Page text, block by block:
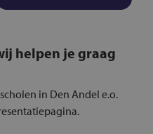
helpen je graag
in Den Andel e.o.